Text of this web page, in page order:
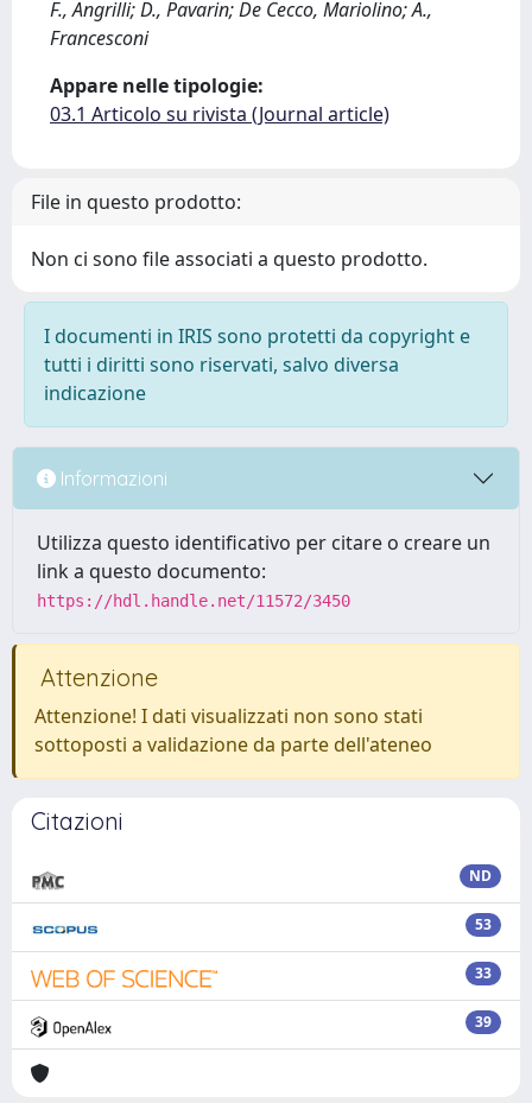
F., Angrilli; D., Pavarin; De Cecco, Mariolino; A.,
Francesconi
Appare nelle tipologie:
03.1 Articolo su rivista (Journal article)
File in questo prodotto:
Non ci sono file associati a questo prodotto.
I documenti in IRIS sono protetti da copyright e
tutti i diritti sono riservati, salvo diversa
indicazione
Informazioni
Utilizza questo identificativo per citare o creare un
link a questo documento:
https://hdl.handle.net/11572/3450
Attenzione
Attenzione! I dati visualizzati non sono stati
sottoposti a validazione da parte dell'ateneo
Citazioni
ND
53
33
39